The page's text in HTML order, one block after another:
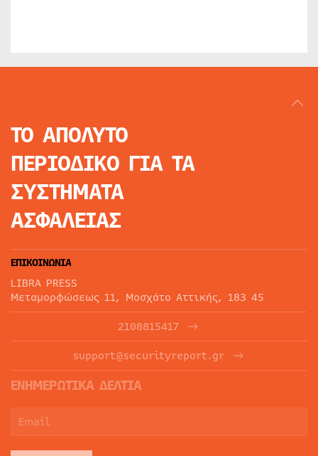
ΤΟ ΑΠΟΛΥΤΟ
ΠΕΡΙΟΔΙΚΟ ΓΙΑ ΤΑ
ΣΥΣΤΗΜΑΤΑ
ΑΣΦΑΛΕΙΑΣ
ΕΠΙΚΟΙΝΩΝΙΑ
LIBRA PRESS
Μεταμορφώσεως 11, Μοσχάτο Αττικής, 183 45
2108815417
support@securityreport.gr
ΕΝΗΜΕΡΩΤΙΚΑ ΔΕΛΤΙΑ